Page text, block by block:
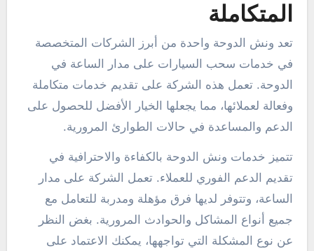
المتكاملة
تعد ونش الدوحة واحدة من أبرز الشركات المتخصصة
في خدمات سحب السيارات على مدار الساعة في
الدوحة. تعمل هذه الشركة على تقديم خدمات متكاملة
وفعالة لعملائها، مما يجعلها الخيار الأفضل للحصول على
الدعم والمساعدة في حالات الطوارئ المرورية.
تتميز خدمات ونش الدوحة بالكفاءة والاحترافية في
تقديم الدعم الفوري للعملاء. تعمل الشركة على مدار
الساعة، وتتوفر لديها فرق مؤهلة ومدربة للتعامل مع
جميع أنواع المشاكل والحوادث المرورية. بغض النظر
عن نوع المشكلة التي تواجهها، يمكنك الاعتماد على